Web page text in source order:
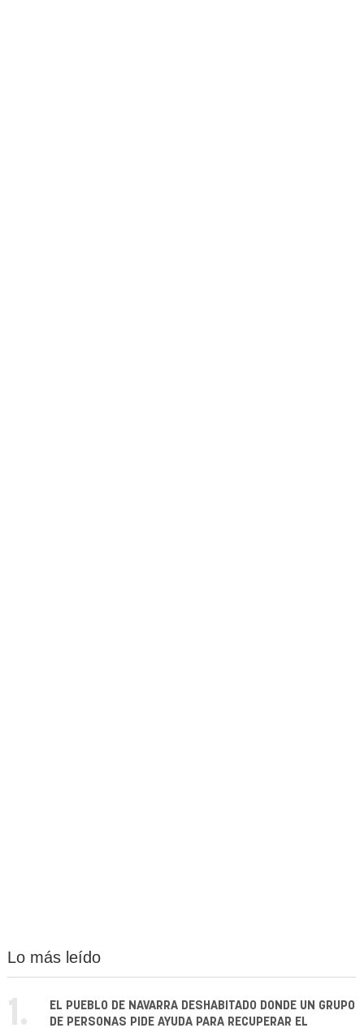
Lo más leído
1.
EL PUEBLO DE NAVARRA DESHABITADO DONDE UN GRUPO
DE PERSONAS PIDE AYUDA PARA RECUPERAR EL